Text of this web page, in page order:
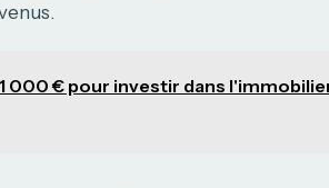
000 € pour investir dans